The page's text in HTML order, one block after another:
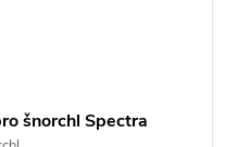
šnorchl Spectra